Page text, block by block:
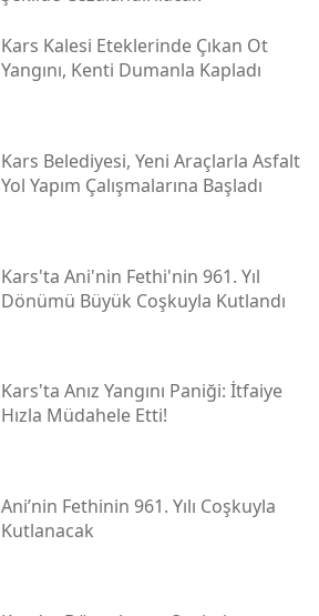
Yozgat
Zonguldak
Bayburt
Kırıkkale
Batman
Bartın
Iğdır
Kars Kalesi Eteklerinde Çıkan Ot
Yangını, Kenti Dumanla Kapladı
Kars Belediyesi, Yeni Araçlarla Asfalt
Yol Yapım Çalışmalarına Başladı
Kars'ta Ani'nin Fethi'nin 961. Yıl
Dönümü Büyük Coşkuyla Kutlandı
Kars'ta Anız Yangını Paniği: İtfaiye
Hızla Müdahele Etti!
Ani’nin Fethinin 961. Yılı Coşkuyla
Kutlanacak